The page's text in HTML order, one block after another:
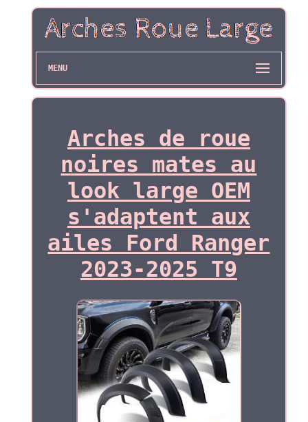
MENU
Arches de roue
noires mates au
look large OEM
s'adaptent aux
ailes Ford Ranger
2023-2025 T9